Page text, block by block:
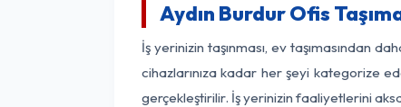
Aydın Burdur Ofis
İş yerinizin taşınması, ev taşımasından
cihazlarınıza kadar her şeyi kategorize
gerçekleştirilir. İş yerinizin faaliyetlerini